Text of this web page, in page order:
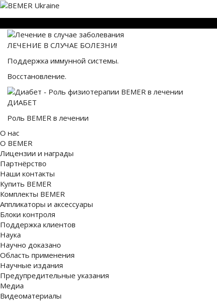
ЛЕЧЕНИЕ В СЛУЧАЕ БОЛЕЗНИ!
Поддержка иммунной системы.
Восстановление.
ДИАБЕТ
Роль BEMER в лечении
О нас
О BEMER
Лицензии и награды
Партнёрство
Наши контакты
Купить BEMER
Комплекты BEMER
Аппликаторы и аксессуары
Блоки контроля
Поддержка клиентов
Наука
Научно доказано
Область применения
Научные издания
Предупредительные указания
Медиа
Видеоматериалы